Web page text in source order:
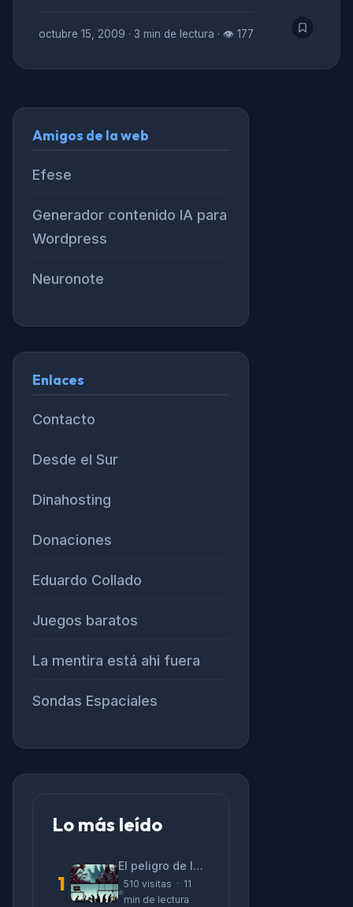
octubre 15, 2009 · 3 min de lectura · 👁 177
Amigos de la web
Efese
Generador contenido IA para
Wordpress
Neuronote
Enlaces
Contacto
Desde el Sur
Dinahosting
Donaciones
Eduardo Collado
Juegos baratos
La mentira está ahi fuera
Sondas Espaciales
Lo más leído
1
El peligro de las «alucinaciones» y el CV prefabricado
510 visitas · 11
min de lectura